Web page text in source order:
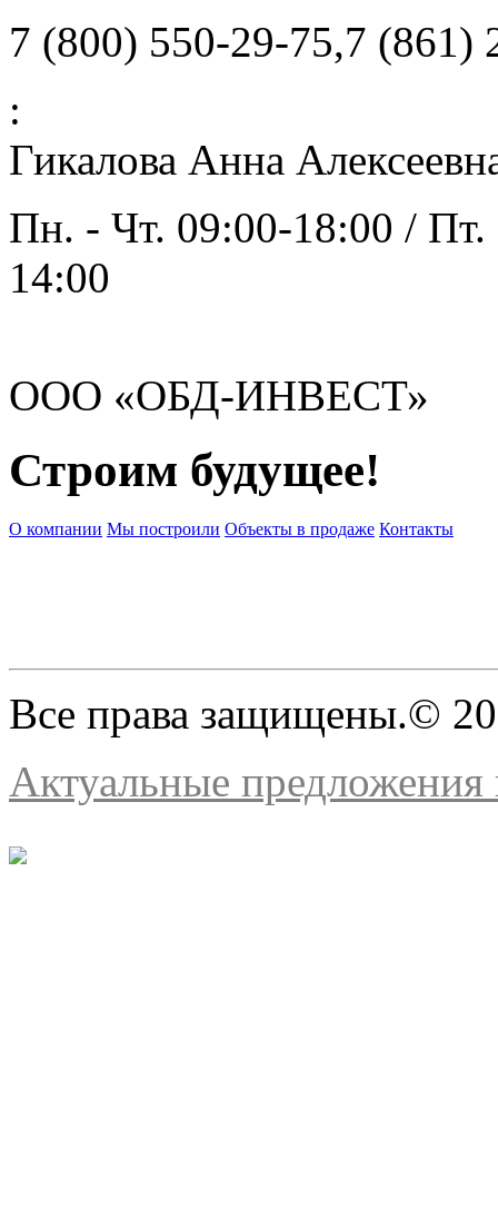
7 (800) 550-29-75,7 (861)
:
Гикалова Анна
Пн. - Чт. 09:00-18:00 /
14:00
ООО «ОБД-ИНВЕСТ»
Строим будущее!
О компании Мы построили Объекты в продаже Контакты
Все права защищены.©
Актуальные предложения